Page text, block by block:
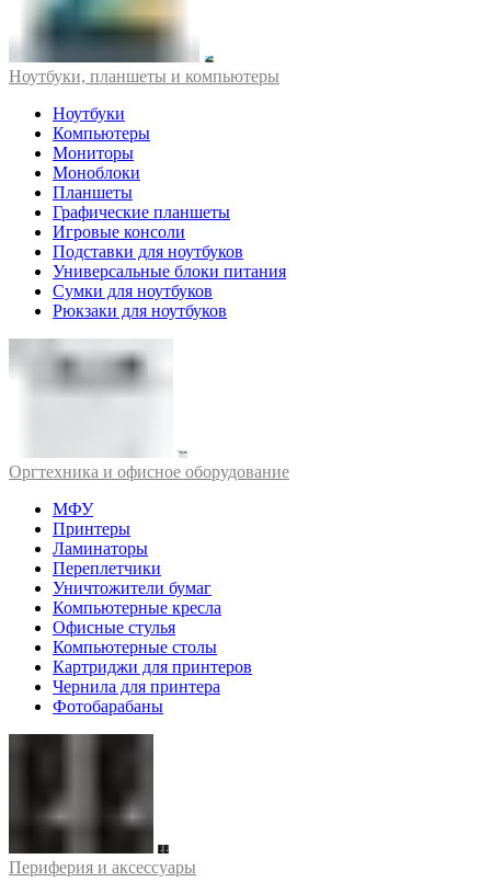
Ноутбуки, планшеты и компьютеры
Ноутбуки
Компьютеры
Мониторы
Моноблоки
Планшеты
Графические планшеты
Игровые консоли
Подставки для ноутбуков
Универсальные блоки питания
Сумки для ноутбуков
Рюкзаки для ноутбуков
Оргтехника и офисное оборудование
МФУ
Принтеры
Ламинаторы
Переплетчики
Уничтожители бумаг
Компьютерные кресла
Офисные стулья
Компьютерные столы
Картриджи для принтеров
Чернила для принтера
Фотобарабаны
Периферия и аксессуары